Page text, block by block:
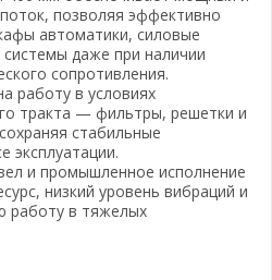
позволяя эффективно
автоматики, силовые
даже при наличии
сопротивления.
работу в условиях
тракта — фильтры, решетки и
стабильные
эксплуатации.
и промышленное исполнение
низкий уровень вибраций и
работу в тяжелых